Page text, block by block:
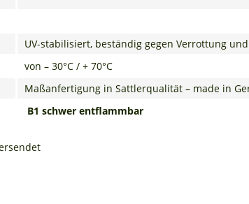
UV-stabilisiert, beständig gegen Verrottung
von – 30°C / + 70°C
Maßanfertigung in Sattlerqualität – made in
B1 schwer entflammbar